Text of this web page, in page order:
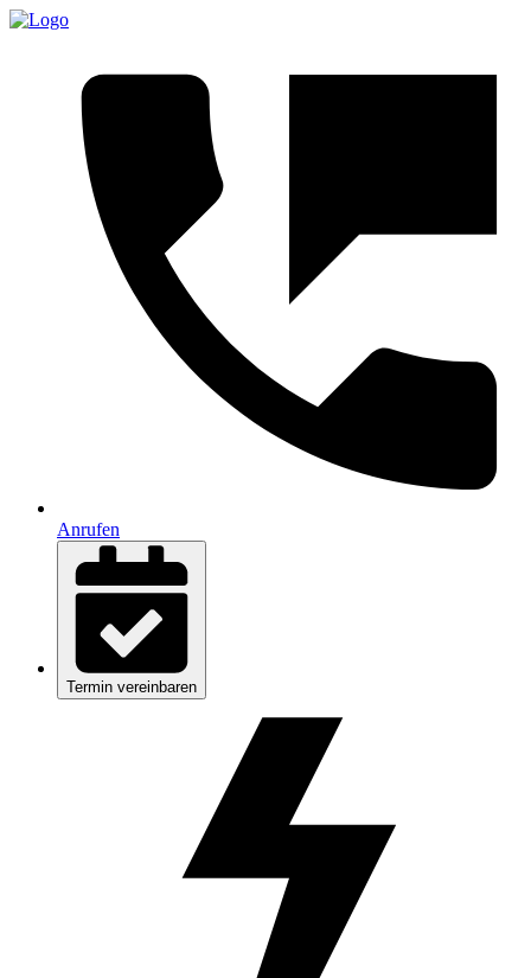
Anrufen
Termin vereinbaren